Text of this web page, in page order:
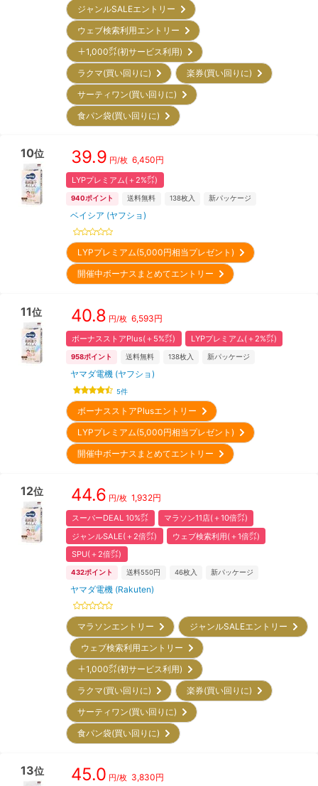
ジャンルSALEエントリー
ウェブ検索利用エントリー
＋1,000㌽(初サービス利用)
ラクマ(買い回りに)
楽券(買い回りに)
サーティワン(買い回りに)
食パン袋(買い回りに)
10位 39.9 円/枚 6,450円
LYPプレミアム(＋2%㌽)
940ポイント 送料無料 138枚入 新パッケージ
ベイシア (ヤフショ)
LYPプレミアム(5,000円相当プレゼント)
開催中ボーナスまとめてエントリー
11位 40.8 円/枚 6,593円
ボーナスストアPlus(＋5%㌽) LYPプレミアム(＋2%㌽)
958ポイント 送料無料 138枚入 新パッケージ
ヤマダ電機 (ヤフショ)
5件
ボーナスストアPlusエントリー
LYPプレミアム(5,000円相当プレゼント)
開催中ボーナスまとめてエントリー
12位 44.6 円/枚 1,932円
スーパーDEAL 10%㌽
マラソン11店(＋10倍㌽)
ジャンルSALE(＋2倍㌽)
ウェブ検索利用(＋1倍㌽)
SPU(＋2倍㌽)
432ポイント 送料550円 46枚入 新パッケージ
ヤマダ電機 (Rakuten)
マラソンエントリー
ジャンルSALEエントリー
ウェブ検索利用エントリー
＋1,000㌽(初サービス利用)
ラクマ(買い回りに)
楽券(買い回りに)
サーティワン(買い回りに)
食パン袋(買い回りに)
13位 45.0 円/枚 3,830円